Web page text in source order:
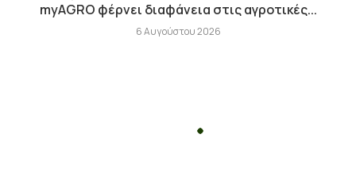
myAGRO φέρνει διαφάνεια στις αγροτικές...
6 Αυγούστου 2026